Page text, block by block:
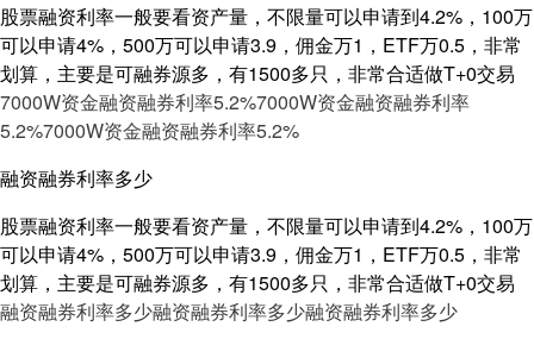
股票融资利率一般要看资产量，不限量可以申请到4.2%，100万
可以申请4%，500万可以申请3.9，佣金万1，ETF万0.5，非常
划算，主要是可融券源多，有1500多只，非常合适做T+0交易
7000W资金融资融券利率5.2%7000W资金融资融券利率
5.2%7000W资金融资融券利率5.2%
融资融券利率多少
股票融资利率一般要看资产量，不限量可以申请到4.2%，100万
可以申请4%，500万可以申请3.9，佣金万1，ETF万0.5，非常
划算，主要是可融券源多，有1500多只，非常合适做T+0交易
融资融券利率多少融资融券利率多少融资融券利率多少